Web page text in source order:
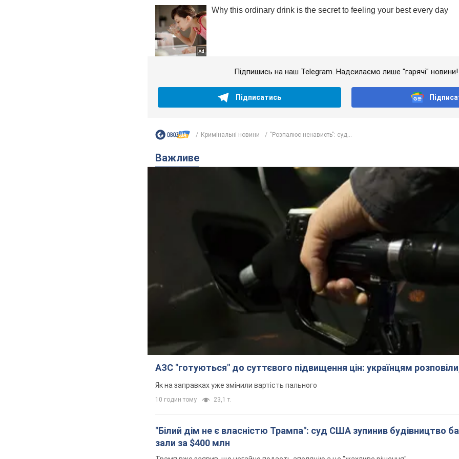
Підпишись на наш Telegram. Надсилаємо лише "гарячі" новини!
Підписатись
Кримінальні новини "Розпалює ненависть": суд...
Важливе
АЗС "готуються" до суттєвого підвищення цін: українцям
Як на заправках уже змінили вартість пального
10 годин тому 23,1 т.
"Білий дім не є власністю Трампа": суд США зупинив будівництво
зали за $400 млн